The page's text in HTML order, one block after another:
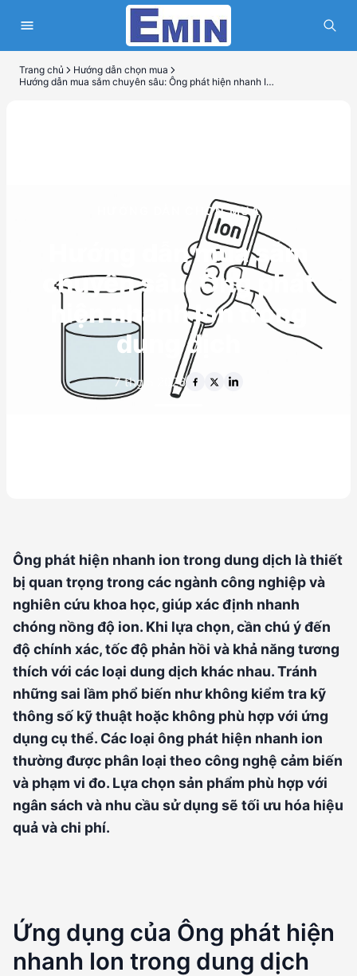
Trang chủ
Hướng dẫn chọn mua
Hướng dẫn mua sắm chuyên sâu: Ông phát hiện nhanh Ion trong dung dịch
HƯỚNG DẪN CHỌN MUA
Hướng dẫn mua sắm
chuyên sâu: Ông phát
hiện nhanh Ion trong
dung dịch
7 thg 5 2026
Ông phát hiện nhanh ion trong dung dịch là thiết
bị quan trọng trong các ngành công nghiệp và
nghiên cứu khoa học, giúp xác định nhanh
chóng nồng độ ion. Khi lựa chọn, cần chú ý đến
độ chính xác, tốc độ phản hồi và khả năng tương
thích với các loại dung dịch khác nhau. Tránh
những sai lầm phổ biến như không kiểm tra kỹ
thông số kỹ thuật hoặc không phù hợp với ứng
dụng cụ thể. Các loại ông phát hiện nhanh ion
thường được phân loại theo công nghệ cảm biến
và phạm vi đo. Lựa chọn sản phẩm phù hợp với
ngân sách và nhu cầu sử dụng sẽ tối ưu hóa hiệu
quả và chi phí.
Ứng dụng của Ông phát hiện
nhanh Ion trong dung dịch